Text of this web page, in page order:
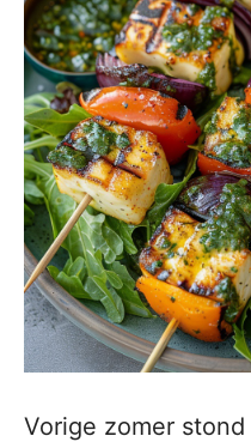
Vorige zomer